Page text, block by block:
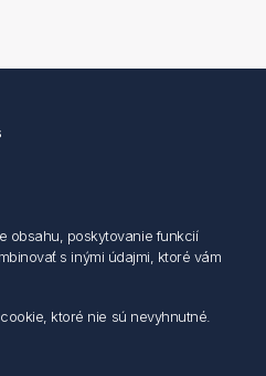
obsahu, poskytovanie funkcií
s inými údajmi, ktoré vám
ktoré nie sú nevyhnutné.